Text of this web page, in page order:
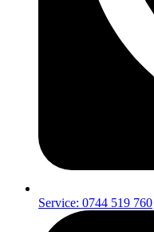
Service: 0744 519 760